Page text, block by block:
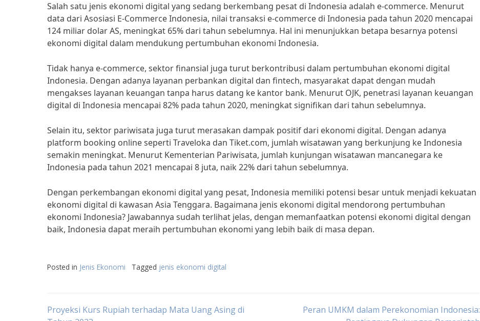
Salah satu jenis ekonomi digital yang sedang berkembang pesat di Indonesia adalah e-commerce. Menurut
data dari Asosiasi E-Commerce Indonesia, nilai transaksi e-commerce di Indonesia pada tahun 2020 mencapai
124 miliar dolar AS, meningkat 65% dari tahun sebelumnya. Hal ini menunjukkan betapa besarnya potensi
ekonomi digital dalam mendukung pertumbuhan ekonomi Indonesia.
Tidak hanya e-commerce, sektor finansial juga turut berkontribusi dalam pertumbuhan ekonomi digital
Indonesia. Dengan adanya layanan perbankan digital dan fintech, masyarakat dapat dengan mudah
mengakses layanan keuangan tanpa harus datang ke kantor bank. Menurut OJK, penetrasi layanan keuangan
digital di Indonesia mencapai 82% pada tahun 2020, meningkat signifikan dari tahun sebelumnya.
Selain itu, sektor pariwisata juga turut merasakan dampak positif dari ekonomi digital. Dengan adanya
platform booking online seperti Traveloka dan Tiket.com, jumlah wisatawan yang berkunjung ke Indonesia
semakin meningkat. Menurut Kementerian Pariwisata, jumlah kunjungan wisatawan mancanegara ke
Indonesia pada tahun 2021 mencapai 8 juta, naik 22% dari tahun sebelumnya.
Dengan perkembangan ekonomi digital yang pesat, Indonesia memiliki potensi besar untuk menjadi kekuatan
ekonomi digital di kawasan Asia Tenggara. Bagaimana jenis ekonomi digital mendorong pertumbuhan
ekonomi Indonesia? Jawabannya sudah terlihat jelas, dengan memanfaatkan potensi ekonomi digital dengan
baik, Indonesia dapat meraih pertumbuhan ekonomi yang lebih baik di masa depan.
Posted in Jenis Ekonomi Tagged jenis ekonomi digital
Post
Proyeksi Kurs Rupiah terhadap Mata Uang Asing di
Peran UMKM dalam Perekonomian Indonesia: